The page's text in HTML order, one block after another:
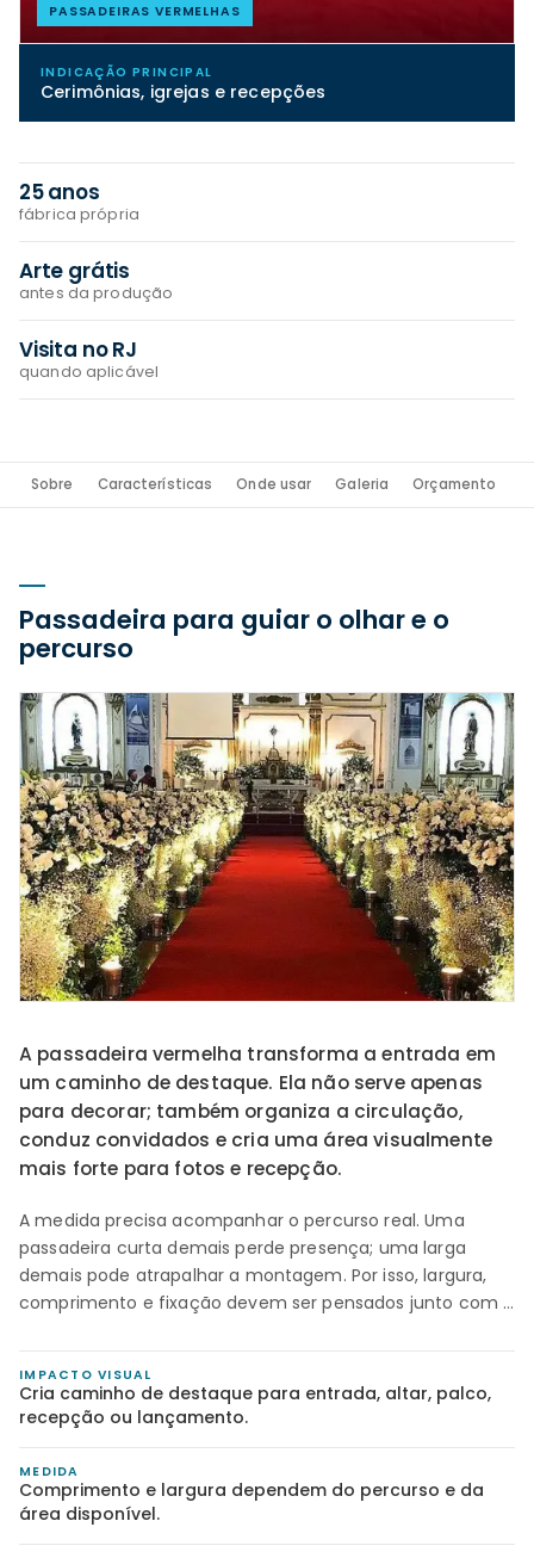
PASSADEIRAS VERMELHAS
INDICAÇÃO PRINCIPAL
Cerimônias, igrejas e recepções
25 anos
fábrica própria
Arte grátis
antes da produção
Visita no RJ
quando aplicável
Sobre Características Onde usar Galeria Orçamento
Passadeira para guiar o olhar e o
percurso
A passadeira vermelha transforma a entrada em
um caminho de destaque. Ela não serve apenas
para decorar; também organiza a circulação,
conduz convidados e cria uma área visualmente
mais forte para fotos e recepção.
A medida precisa acompanhar o percurso real. Uma
passadeira curta demais perde presença; uma larga
demais pode atrapalhar a montagem. Por isso, largura,
comprimento e fixação devem ser pensados junto com o
IMPACTO VISUAL
Cria caminho de destaque para entrada, altar, palco,
recepção ou lançamento.
MEDIDA
Comprimento e largura dependem do percurso e da
área disponível.